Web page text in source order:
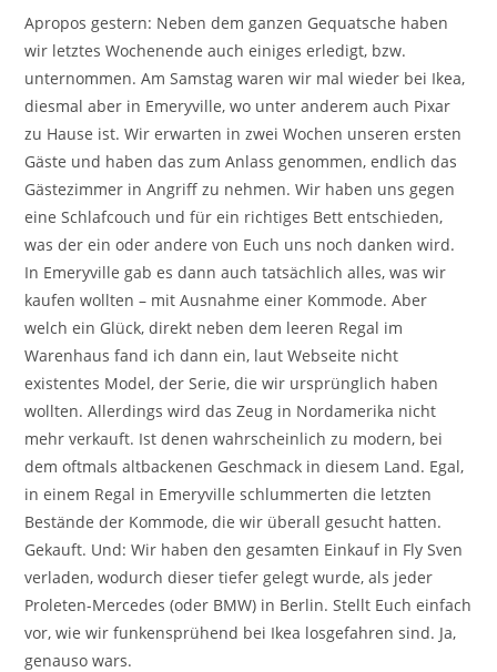
Apropos gestern: Neben dem ganzen Gequatsche haben
wir letztes Wochenende auch einiges erledigt, bzw.
unternommen. Am Samstag waren wir mal wieder bei Ikea,
diesmal aber in Emeryville, wo unter anderem auch Pixar
zu Hause ist. Wir erwarten in zwei Wochen unseren ersten
Gäste und haben das zum Anlass genommen, endlich das
Gästezimmer in Angriff zu nehmen. Wir haben uns gegen
eine Schlafcouch und für ein richtiges Bett entschieden,
was der ein oder andere von Euch uns noch danken wird.
In Emeryville gab es dann auch tatsächlich alles, was wir
kaufen wollten – mit Ausnahme einer Kommode. Aber
welch ein Glück, direkt neben dem leeren Regal im
Warenhaus fand ich dann ein, laut Webseite nicht
existentes Model, der Serie, die wir ursprünglich haben
wollten. Allerdings wird das Zeug in Nordamerika nicht
mehr verkauft. Ist denen wahrscheinlich zu modern, bei
dem oftmals altbackenen Geschmack in diesem Land. Egal,
in einem Regal in Emeryville schlummerten die letzten
Bestände der Kommode, die wir überall gesucht hatten.
Gekauft. Und: Wir haben den gesamten Einkauf in Fly Sven
verladen, wodurch dieser tiefer gelegt wurde, als jeder
Proleten-Mercedes (oder BMW) in Berlin. Stellt Euch einfach
vor, wie wir funkensprühend bei Ikea losgefahren sind. Ja,
genauso wars.